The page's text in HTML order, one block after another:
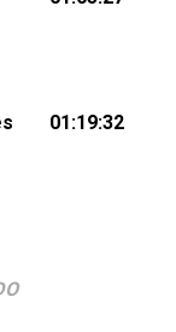
de
01:19:32